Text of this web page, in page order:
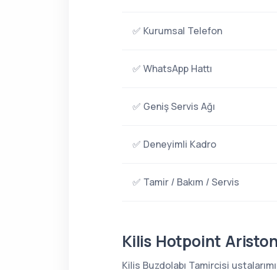
✅ Kurumsal Telefon
✅ WhatsApp Hattı
✅ Geniş Servis Ağı
✅ Deneyimli Kadro
✅ Tamir / Bakım / Servis
Kilis Hotpoint
Kilis Buzdolabı Tamircisi